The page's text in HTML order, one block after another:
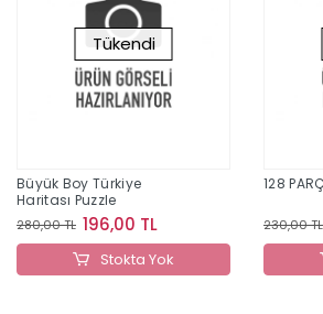
Tükendi
Büyük Boy Türkiye
Haritası Puzzle
280,00 TL 196,00 TL
Stokta Yok
128
230,00 TL